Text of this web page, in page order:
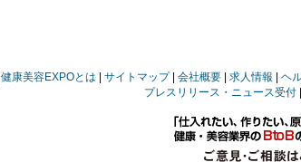
健康美容EXPOとは サイトマップ 会社概要 求人情報 ヘ
プレスリリース・ニュース受付